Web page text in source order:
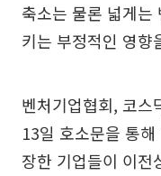
축소는 물론 넓게는
키는 부정적인 영향
벤처기업협회, 코스
13일 호소문을 통
장한 기업들이 이전